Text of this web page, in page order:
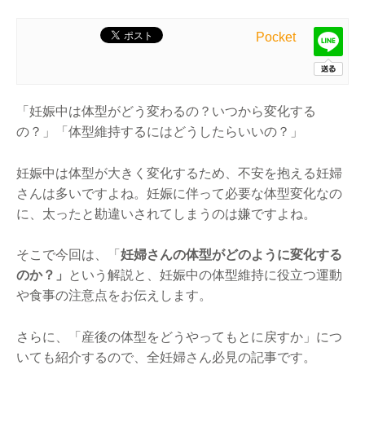
Pocket
「妊娠中は体型がどう変わるの？いつから変化する
の？」「体型維持するにはどうしたらいいの？」
妊娠中は体型が大きく変化するため、不安を抱える妊婦
さんは多いですよね。妊娠に伴って必要な体型変化なの
に、太ったと勘違いされてしまうのは嫌ですよね。
そこで今回は、「 妊婦さんの体型がどのように変化する
のか？」
という解説と、妊娠中の体型維持に役立つ運動
や食事の注意点をお伝えします。
さらに、「産後の体型をどうやってもとに戻すか」につ
いても紹介するので、全妊婦さん必見の記事です。